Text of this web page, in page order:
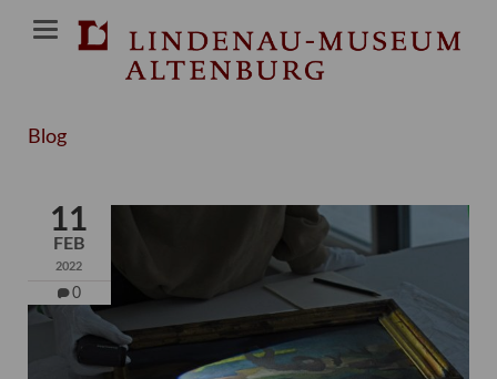
Blog
11
FEB
2022
0